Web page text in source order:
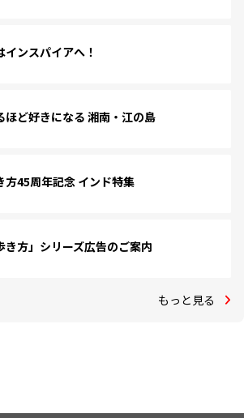
インスパイアへ！
ほど好きになる 湘南・江の島
方45周年記念 インド特集
き方」シリーズ広告のご案内
もっと見る